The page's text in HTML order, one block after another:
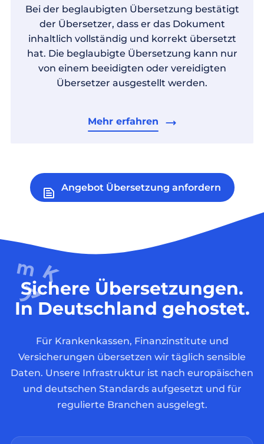
Bei der beglaubigten Übersetzung bestätigt
der Übersetzer, dass er das Dokument
inhaltlich vollständig und korrekt übersetzt
hat. Die beglaubigte Übersetzung kann nur
von einem beeidigten oder vereidigten
Übersetzer ausgestellt werden.
Mehr erfahren
Angebot Übersetzung anfordern
Sichere Übersetzungen.
In Deutschland gehostet.
Für Krankenkassen, Finanzinstitute und
Versicherungen übersetzen wir täglich sensible
Daten. Unsere Infrastruktur ist nach europäischen
und deutschen Standards aufgesetzt und für
regulierte Branchen ausgelegt.